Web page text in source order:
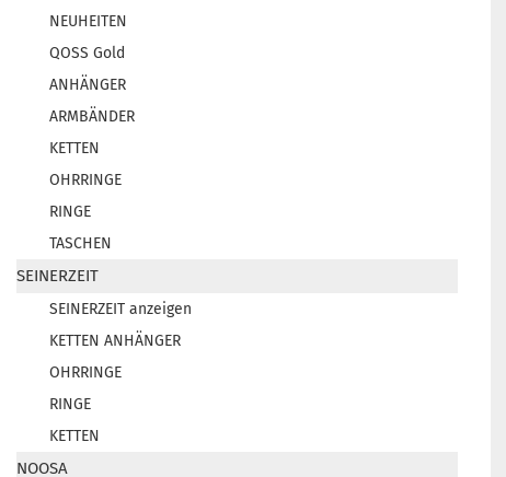
NEUHEITEN
QOSS Gold
ANHÄNGER
ARMBÄNDER
KETTEN
OHRRINGE
RINGE
TASCHEN
SEINERZEIT
SEINERZEIT anzeigen
KETTEN ANHÄNGER
OHRRINGE
RINGE
KETTEN
NOOSA